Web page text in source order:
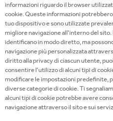
Fanta Lemonade With
carbonated drink with
taste, containing 12%
IGP" juice.
informazioni riguardo il browser
cookie. Queste informazioni
tuo dispositivo e sono utilizzate
migliore navigazione all'interno del
identificano in modo diretto, ma
navigazione più personalizzata
diritto alla privacy di ciascun utente,
consentire l'utilizzo di alcuni tipi di
modificare le impostazioni predefinite,
diverse categorie di cookie. Ti
alcuni tipi di cookie potrebbe avere
navigazione attraverso il sito e sui